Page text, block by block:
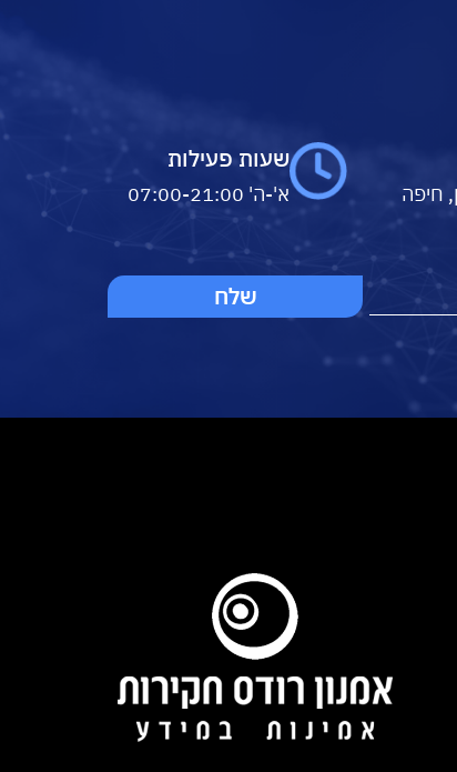
חיפה
שעות פעילות
א'-ה' 07:00-21:00